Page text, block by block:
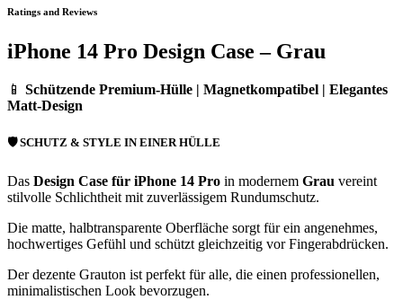
Ratings and Reviews
iPhone 14 Pro Design Case – Grau
📱 Schützende Premium-Hülle | Magnetkompatibel | Elegantes
Matt-Design
🛡️SCHUTZ & STYLE IN EINER HÜLLE
Das Design Case für iPhone 14 Pro in modernem Grau vereint
stilvolle Schlichtheit mit zuverlässigem Rundumschutz.
Die matte, halbtransparente Oberfläche sorgt für ein angenehmes,
hochwertiges Gefühl und schützt gleichzeitig vor Fingerabdrücken.
Der dezente Grauton ist perfekt für alle, die einen professionellen,
minimalistischen Look bevorzugen.